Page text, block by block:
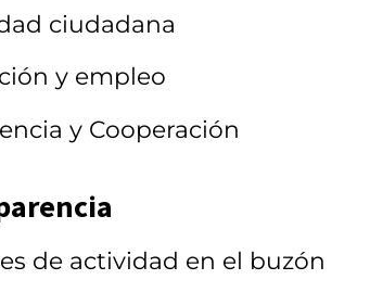
ciudadana
y empleo
y Cooperación
de actividad en el buzón